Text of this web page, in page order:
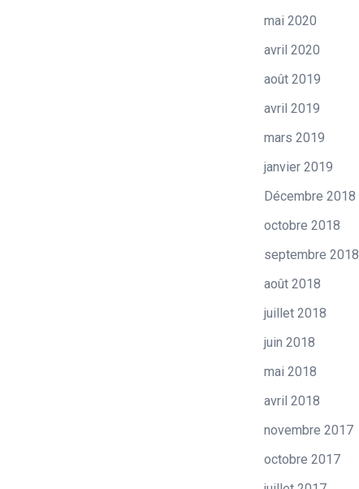
mai 2020
avril 2020
août 2019
avril 2019
mars 2019
janvier 2019
Décembre 2018
octobre 2018
septembre 2018
août 2018
juillet 2018
juin 2018
mai 2018
avril 2018
novembre 2017
octobre 2017